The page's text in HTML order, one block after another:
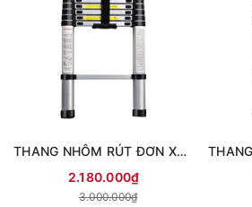
THANG NHÔM RÚT ĐƠN XANH 5M
2.180.000₫
3.000.000₫